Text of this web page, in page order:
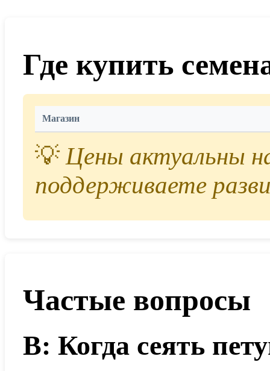
Где купить
Магазин
💡Цены актуальны
поддерживаете
Частые вопросы
В: Когда сеять